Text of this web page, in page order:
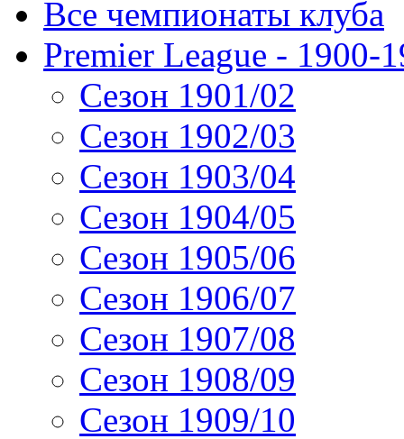
Все чемпионаты клуба
Premier League - 1900-
Сезон 1901/02
Сезон 1902/03
Сезон 1903/04
Сезон 1904/05
Сезон 1905/06
Сезон 1906/07
Сезон 1907/08
Сезон 1908/09
Сезон 1909/10